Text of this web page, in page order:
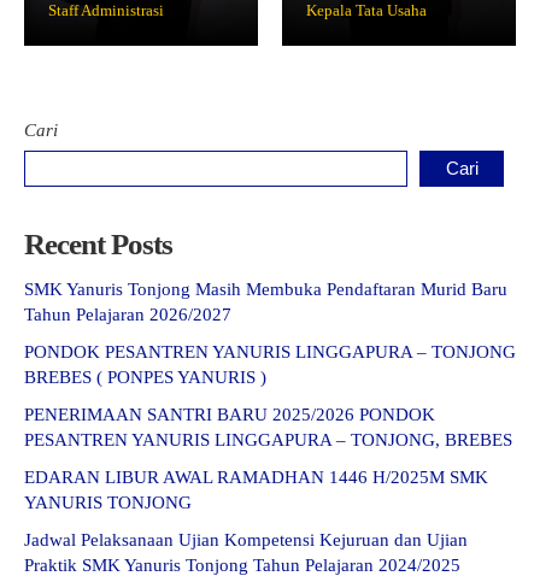
Staff Administrasi Kepala Tata Usaha
Cari
Cari
Recent Posts
SMK Yanuris Tonjong Masih Membuka Pendaftaran Murid Baru
Tahun Pelajaran 2026/2027
PONDOK PESANTREN YANURIS LINGGAPURA – TONJONG
BREBES ( PONPES YANURIS )
PENERIMAAN SANTRI BARU 2025/2026 PONDOK
PESANTREN YANURIS LINGGAPURA – TONJONG, BREBES
EDARAN LIBUR AWAL RAMADHAN 1446 H/2025M SMK
YANURIS TONJONG
Jadwal Pelaksanaan Ujian Kompetensi Kejuruan dan Ujian
Praktik SMK Yanuris Tonjong Tahun Pelajaran 2024/2025